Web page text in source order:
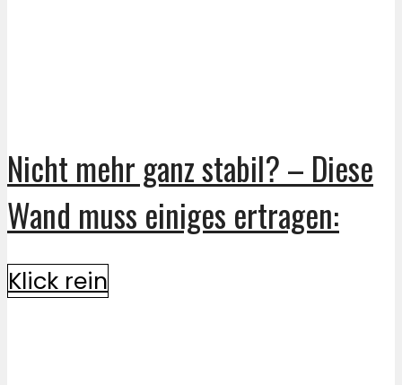
Nicht mehr ganz stabil? – Diese
Wand muss einiges ertragen:
Klick rein